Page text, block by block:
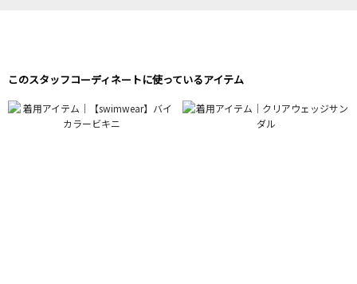
このスタッフコーディネートに使っているアイテム